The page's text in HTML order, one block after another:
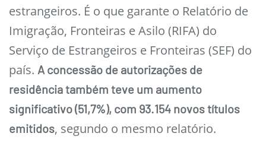
estrangeiros. É o que garante o Relatório de
Imigração, Fronteiras e Asilo (RIFA) do
Serviço de Estrangeiros e Fronteiras (SEF) do
país. A concessão de autorizações de
residência também teve um aumento
significativo (51,7%), com 93.154 novos títulos
emitidos, segundo o mesmo relatório.